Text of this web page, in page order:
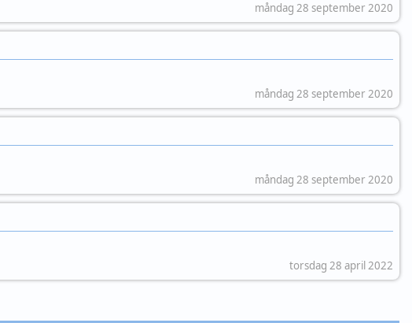
måndag 28 september 2020
måndag 28 september 2020
måndag 28 september 2020
torsdag 28 april 2022